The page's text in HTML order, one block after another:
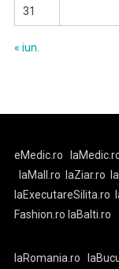
31
« iun.
eMedic.ro
laMall.ro
laZiar.ro
laExecutareSilita.ro
Fashion.ro laBalti.ro
laRomania.ro